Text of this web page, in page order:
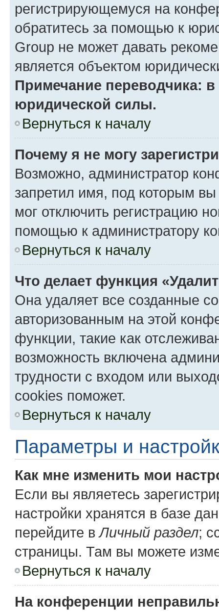
регистрирующемуся на
обратитесь за помощью к
Group не может давать
является объектом
Примечание переводчика:
юридической силы.
Вернуться к началу
Почему я не могу
Возможно, администратор
запретил имя, под которым
мог отключить регистрацию
помощью к администратору
Вернуться к началу
Что делает функция
Она удаляет все созданные
авторизованным на этой
функции, такие как
возможность включена
трудности с входом или
cookies поможет.
Вернуться к началу
Параметры и
Как мне изменить мои
Если вы являетесь
настройки хранятся в базе
перейдите вЛичный раздел;
страницы. Там вы можете
Вернуться к началу
На конференции